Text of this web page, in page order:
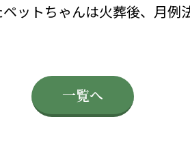
ットちゃんは火葬後、月
一覧へ